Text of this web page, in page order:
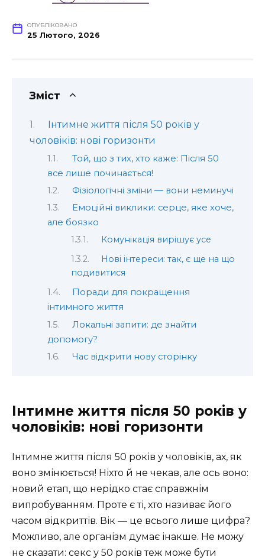
ОПУБЛІКОВАНО
25 Лютого, 2026
Зміст
Інтимне життя після 50 років у
чоловіків: нові горизонти
Той, що з тих, хто каже: Після 50
все лише починається!
Фізіологічні зміни — вони неминучі
Емоційні виклики: серце, яке хоче,
але боязко
Комунікація вирішує усе
Нові інтереси: так, є ще на що
подивитися
Поради для покращення
інтимного життя
Локальні запити: де знайти
допомогу?
Час відкрити нову сторінку
Інтимне життя після 50 років у
чоловіків: нові горизонти
Інтимне життя після 50 років у чоловіків, ах, як
воно змінюється! Ніхто й не чекав, але ось воно:
новий етап, що нерідко стає справжнім
випробуванням. Проте є ті, хто називає його
часом відкриттів. Вік — це всього лише цифра?
Можливо, але організм думає інакше. Не можу
не сказати: секс у 50 років теж може бути